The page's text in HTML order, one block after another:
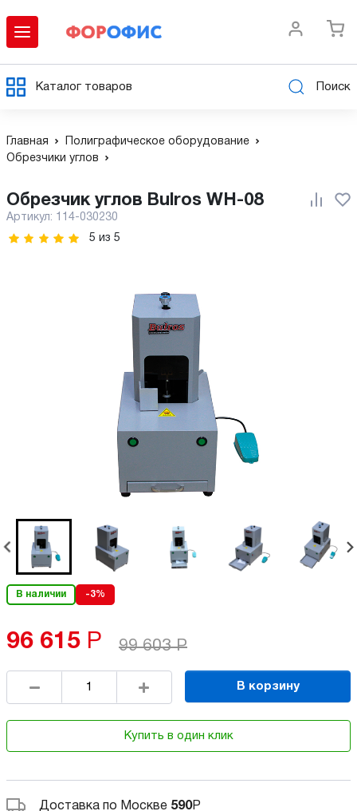
Каталог товаров Поиск
Главная
Полиграфическое оборудование
Обрезчики углов
Обрезчик углов Bulros WH-08
Артикул: 114-030230
5 из 5
В наличии -3%
96 615 Р 99 603 Р
В корзину
Купить в один клик
Доставка по Москве 590Р